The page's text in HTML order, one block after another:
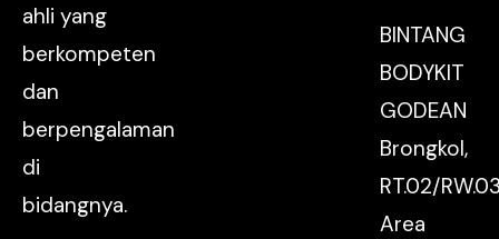
ahli yang
berkompeten
dan
berpengalaman
di
bidangnya.
BINTANG
BODYKIT
GODEAN
Brongkol,
RT.02/
Area